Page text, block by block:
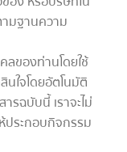
ามฐานความ
ของท่านโดยใช้
ใจโดยอัตโนมัติ
รฉบับนี้ เราจะไม่
ประกอบกิจกรรม